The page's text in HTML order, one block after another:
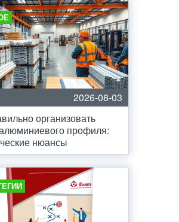
2026-08-03
организовать
профиля:
нюансы